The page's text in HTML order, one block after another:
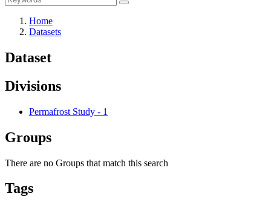
Home
Datasets
Dataset
Divisions
Permafrost Study - 1
Groups
There are no Groups that match this search
Tags